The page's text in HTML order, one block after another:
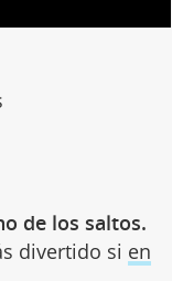
de los saltos.
divertido si en